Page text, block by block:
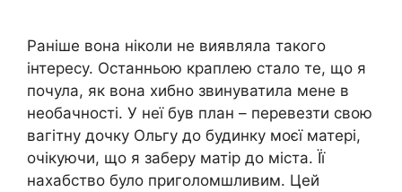
Раніше вона ніколи не виявляла такого
інтересу. Останньою краплею стало те, що я
почула, як вона хибно звинуватила мене в
необачності. У неї був план – перевезти свою
вагітну дочку Ольгу до будинку моєї матері,
очікуючи, що я заберу матір до міста. Її
нахабство було приголомшливим. Цей